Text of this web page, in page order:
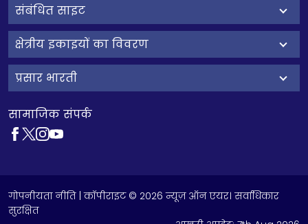
संबंधित साइट
क्षेत्रीय इकाइयों का विवरण
प्रसार भारती
सामाजिक संपर्क
गोपनीयता नीति | कॉपीराइट © 2026 न्यूज़ ऑन एयर। सर्वाधिकार
सुरक्षित